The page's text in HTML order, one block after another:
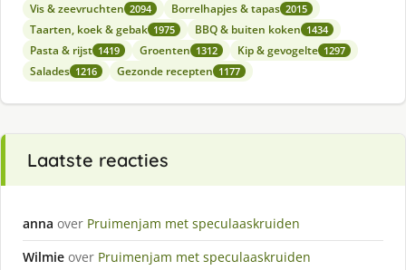
Vis & zeevruchten 2094 Borrelhapjes & tapas 2015
Taarten, koek & gebak 1975 BBQ & buiten koken 1434
Pasta & rijst 1419 Groenten 1312 Kip & gevogelte 1297
Salades 1216 Gezonde recepten 1177
Laatste reacties
anna over Pruimenjam met speculaaskruiden
Wilmie over Pruimenjam met speculaaskruiden